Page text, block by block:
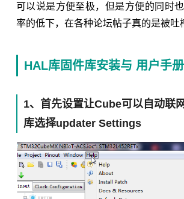
可以说是方便至极，但是方便的同时
率的低下，在各种论坛帖子真的是被吐
HAL库固件库安装与 用户手册
1、首先设置让Cube可以自动联
库选择updater Settings